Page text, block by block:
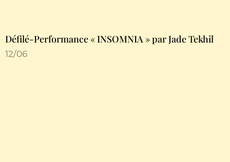
Défilé-Performance « INSOMNIA » par Jade Tekhil
12/06